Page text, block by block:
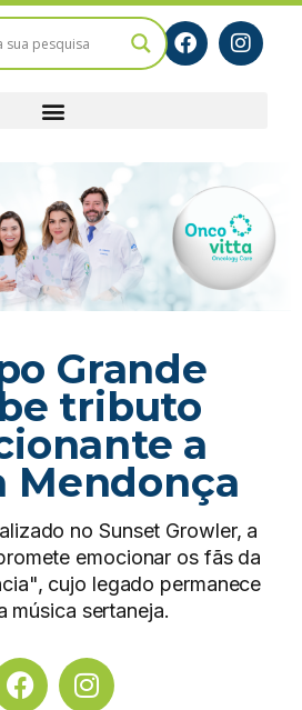
Grande
tributo
a
Mendonça
no Sunset Growler, a
emocionar os fãs da
cujo legado permanece
música sertaneja.